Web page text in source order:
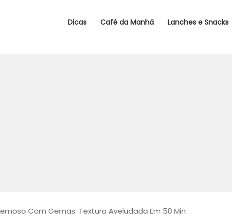
Dicas Café da Manhã Lanches e Snacks
Com Gemas: Textura Aveludada Em 50 Min